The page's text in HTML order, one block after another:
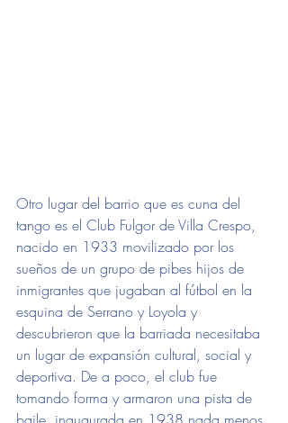
Otro lugar del barrio que es cuna del
tango es el Club Fulgor de Villa Crespo,
nacido en 1933 movilizado por los
sueños de un grupo de pibes hijos de
inmigrantes que jugaban al fútbol en la
esquina de Serrano y Loyola y
descubrieron que la barriada necesitaba
un lugar de expansión cultural, social y
deportiva. De a poco, el club fue
tomando forma y armaron una pista de